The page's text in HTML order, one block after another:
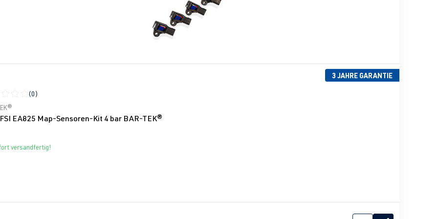
3 JAHRE GARANTIE
Bewertung von 0 von 5 Sternen
(0)
EA825 Map-Sensoren-Kit 4 bar BAR-TEK®
versandfertig!